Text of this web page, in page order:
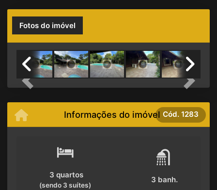
Fotos do imóvel
Previous Next
Informações do imóvel
3 quartos
(sendo 3 suítes)
3 banh.
Cód. 1283